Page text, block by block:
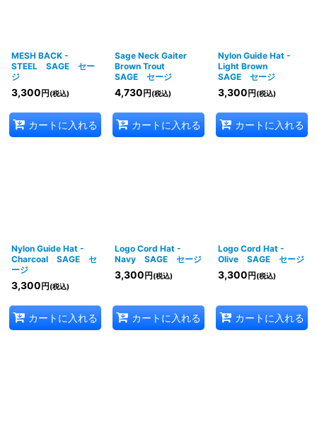
MESH BACK -
STEEL SAGE セー
ジ
3,300 円 (税込)
カートに入れる
Sage Neck Gaiter
Brown Trout
SAGE セージ
4,730 円 (税込)
カートに入れる
Nylon Guide Hat -
Light Brown
SAGE セージ
3,300 円 (税込)
カートに入れる
Nylon Guide Hat -
Charcoal SAGE セ
ージ
3,300 円 (税込)
カートに入れる
Logo Cord Hat -
Navy SAGE セージ
3,300 円 (税込)
カートに入れる
Logo Cord Hat -
Olive SAGE セージ
3,300 円 (税込)
カートに入れる